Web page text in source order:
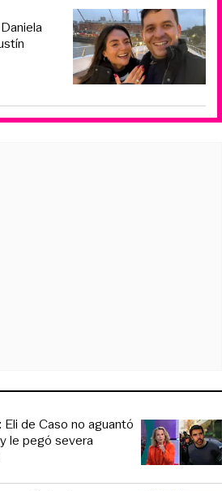
Eli de Caso no aguantó
le pegó severa